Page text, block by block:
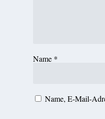
Name *
Name, E-Mail-